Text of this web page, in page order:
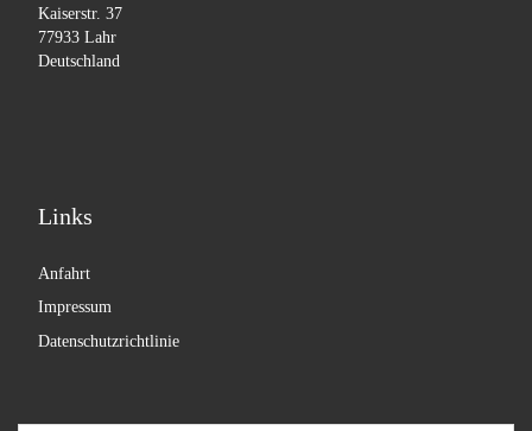
Kaiserstr. 37
77933 Lahr
Deutschland
Links
Anfahrt
Impressum
Datenschutzrichtlinie